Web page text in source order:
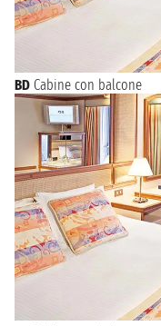
BD Cabine con balcone